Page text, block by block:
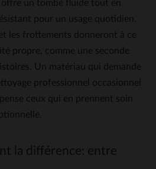
un tombé fluide tout en
pour un usage quotidien.
les frottements donneront à ce
propre, comme une seconde
Un matériau qui demande
professionnel occasionnel
ceux qui en prennent soin
la différence: entre